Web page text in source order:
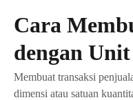
Cara
dengan
Membuat transaksi
dimensi atau satuan